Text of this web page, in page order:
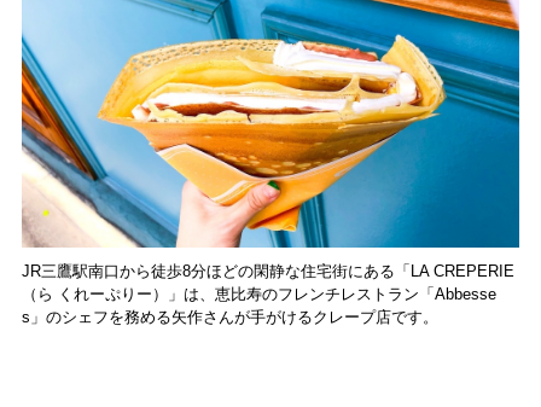
JR三鷹駅南口から徒歩8分ほどの閑静な住宅街にある「LA CREPERIE
（ら くれーぷりー）」は、恵比寿のフレンチレストラン「Abbesse
s」のシェフを務める矢作さんが手がけるクレープ店です。